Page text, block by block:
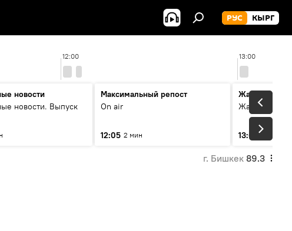
РУС КЫРГ
12:00 13:00
новости
новости. Выпуск
Максимальный репост
On air
12:05 2 мин
Жаңылыктар
13:01 3 мин
г. Бишкек 89.3